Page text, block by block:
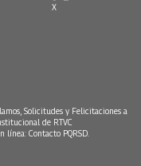
X
Solicitudes y Felicitaciones a
de RTVC
línea: Contacto PQRSD.